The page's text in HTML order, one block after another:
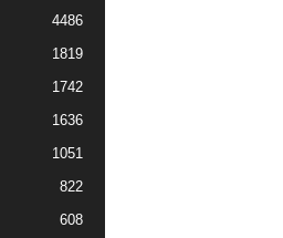
4486
1819
1742
1636
1051
822
608